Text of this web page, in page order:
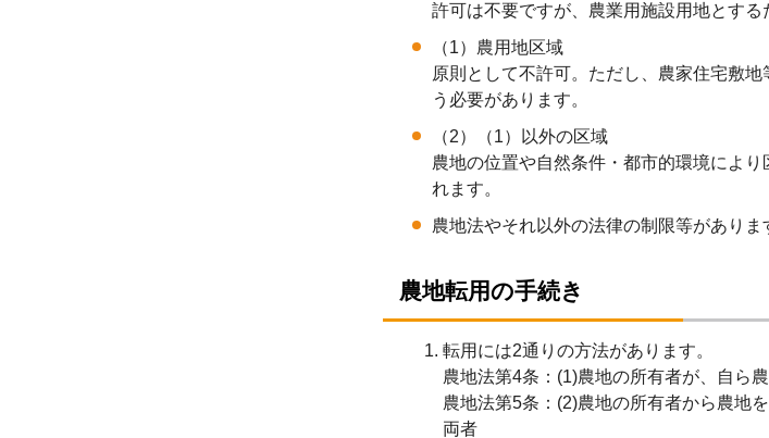
許可は不要ですが、農業用施設用地とする
（1）農用地区域
原則として不許可。ただし、農家住宅敷
う必要があります。
（2）（1）以外の区域
農地の位置や自然条件・都市的環境によ
れます。
農地法やそれ以外の法律の制限等がありま
農地転用の手続き
転用には2通りの方法があります。
農地法第4条：(1)農地の所有者が、自ら
農地法第5条：(2)農地の所有者から農地
両者